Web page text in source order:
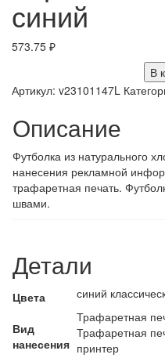
синий
573.75 ₽
В
Артикул: v23101147L
Описание
Футболка из натурального
нанесения рекламной
трафаретная печать.
швами.
Детали
Цвета синий
Вид
нанесения
Трафаретная
Трафаретная
принтер